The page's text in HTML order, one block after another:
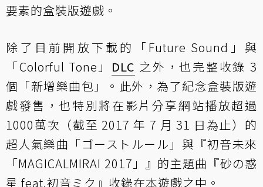
要素的盒裝版遊戲。
除了目前開放下載的「Future Sound」與
「Colorful Tone」 DLC 之外，也完整收錄 3
個「新增樂曲包」。此外，為了紀念盒裝版遊
戲發售，也特別將在影片分享網站播放超過
1000萬次（截至 2017 年 7 月 31 日為止）的
超人氣樂曲「ゴーストルール」與『初音未來
「MAGICALMIRAI 2017」』的主題曲『砂の惑
星 feat.初音ミク』收錄在本遊戲之中。